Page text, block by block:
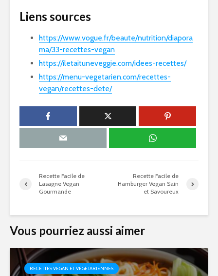
Liens sources
https://www.vogue.fr/beaute/nutrition/diapora
ma/33-recettes-vegan
https://iletaituneveggie.com/idees-recettes/
https://menu-vegetarien.com/recettes-
vegan/recettes-dete/
Recette Facile de
Lasagne Vegan
Gourmande
Recette Facile de
Hamburger Vegan Sain
et Savoureux
Vous pourriez aussi aimer
RECETTES VEGAN ET VÉGÉTARIENNES